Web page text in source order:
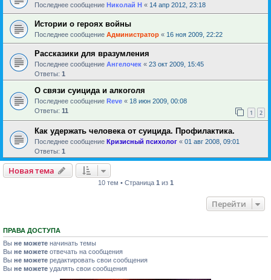
Последнее сообщение Николай Н « 14 апр 2012, 23:18
Истории о героях войны
Последнее сообщение Администратор « 16 ноя 2009, 22:22
Рассказики для вразумления
Последнее сообщение Ангелочек « 23 окт 2009, 15:45
Ответы: 1
О связи суицида и алкоголя
Последнее сообщение Reve « 18 июн 2009, 00:08
Ответы: 11 1 2
Как удержать человека от суицида. Профилактика.
Последнее сообщение Кризисный психолог « 01 авг 2008, 09:01
Ответы: 1
Новая тема
10 тем • Страница 1 из 1
Перейти
ПРАВА ДОСТУПА
Вы не можете начинать темы
Вы не можете отвечать на сообщения
Вы не можете редактировать свои сообщения
Вы не можете удалять свои сообщения